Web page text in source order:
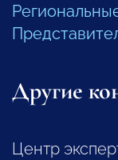
Другие
Центр